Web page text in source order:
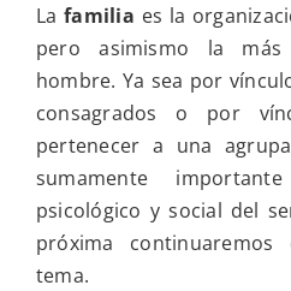
Lafamilia es la
pero asimismo la
hombre. Ya sea por
consagrados o por
pertenecer a una
sumamente
psicológico y social del
próxima
tema.